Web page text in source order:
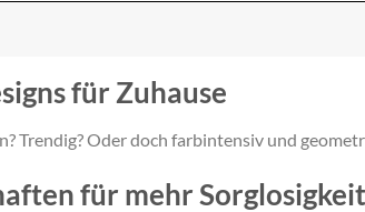
für Zuhause
Trendig? Oder doch farbintensiv und
für mehr Sorglosigkeit